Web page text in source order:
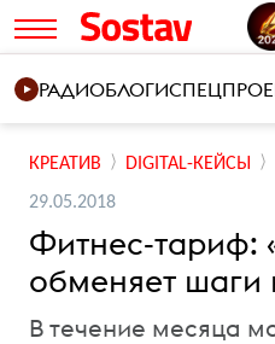
РАДИОБЛОГИ
КРЕАТИВ DIGITAL-КЕЙСЫ
29.05.2018
Фитнес-тариф:
обменяет шаги
В течение месяца